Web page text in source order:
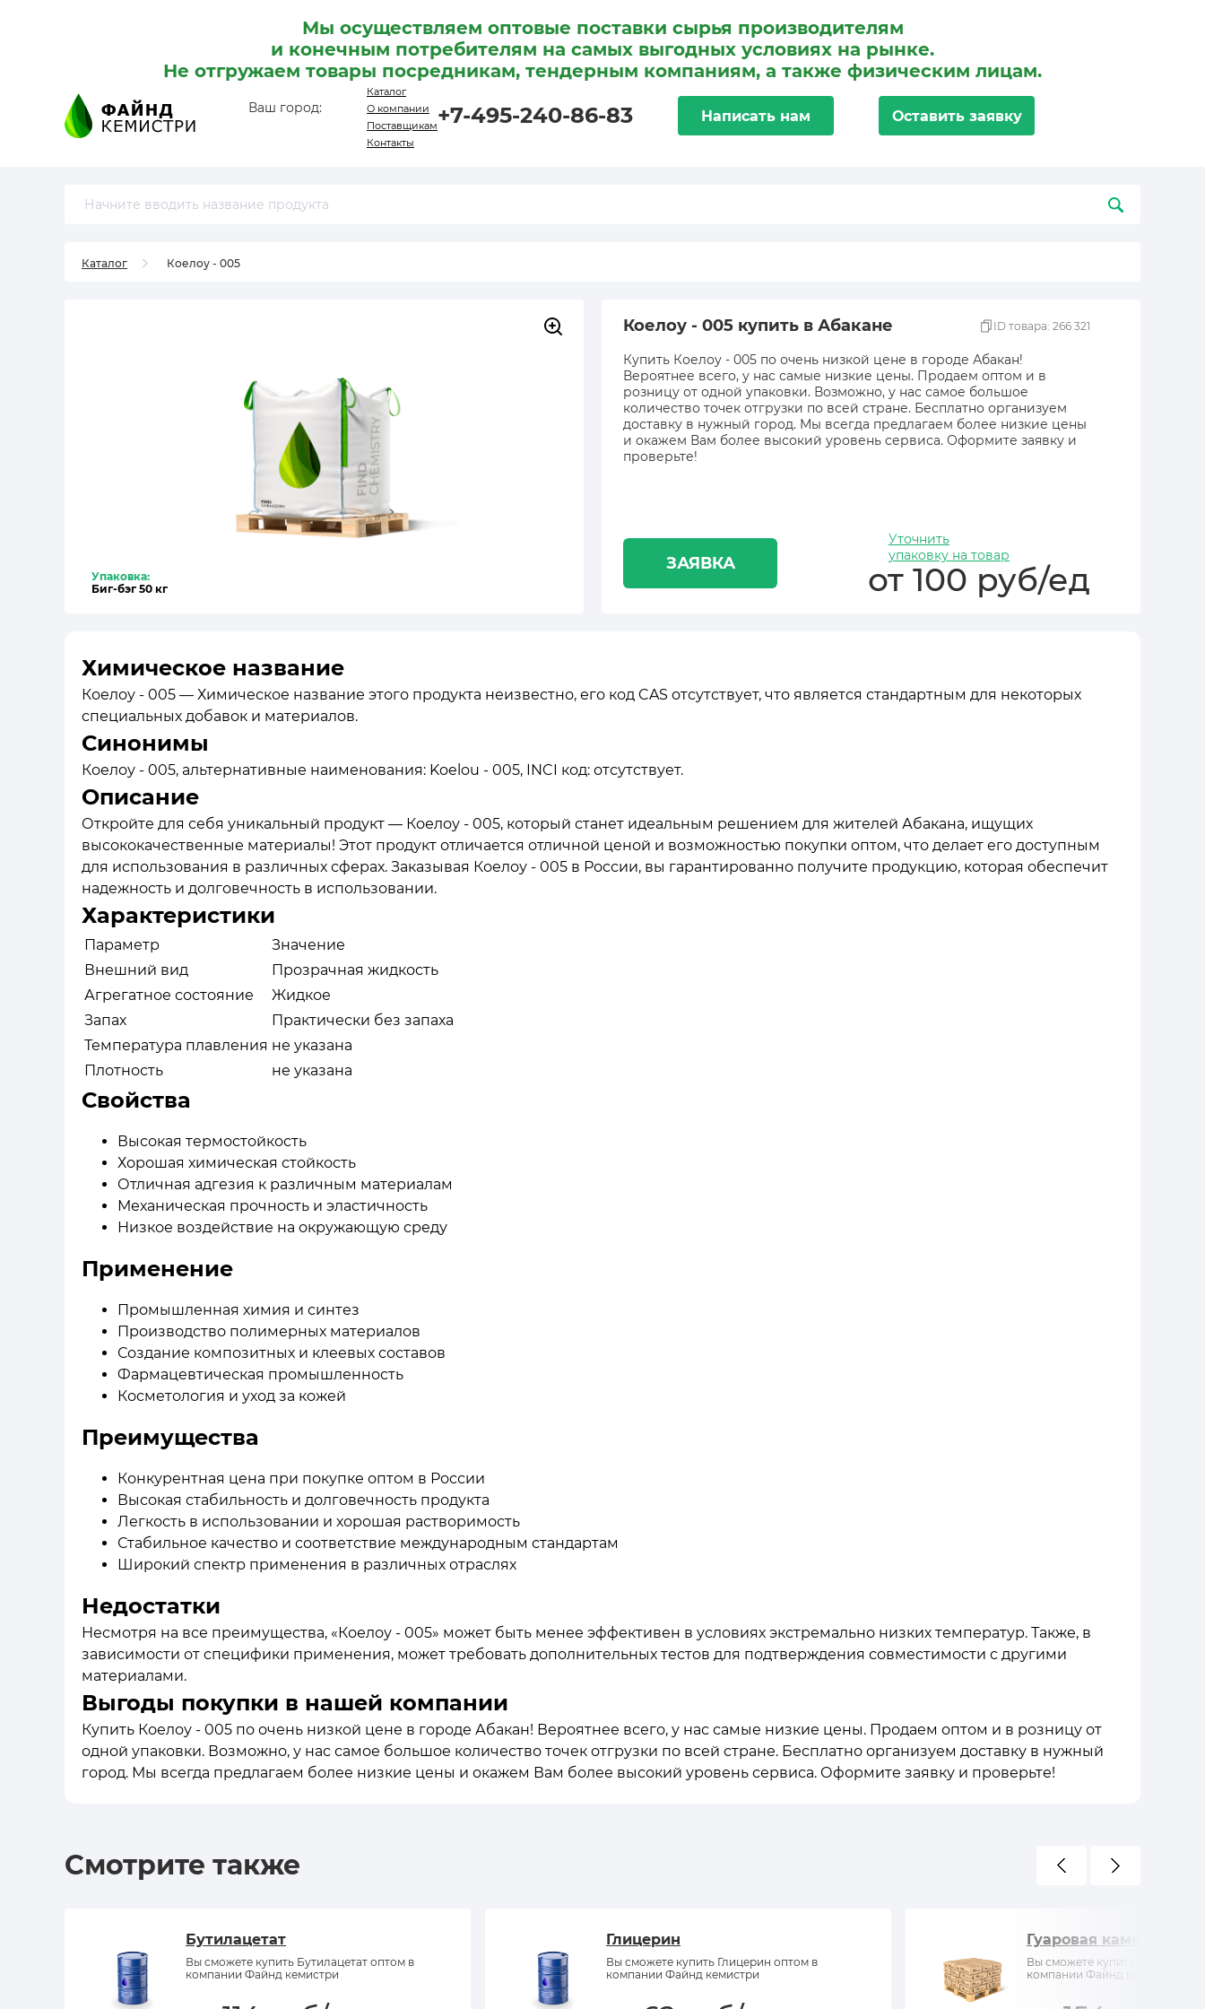
Мы осуществляем оптовые поставки сырья производителям
и конечным потребителям на самых выгодных условиях на рынке.
Не отгружаем товары посредникам, тендерным компаниям, а также физическим лицам.
Ваш город:
Каталог
О компании
Поставщикам
Контакты
+7-495-240-86-83 Написать нам Оставить заявку
Каталог Коелоу - 005
Упаковка:
Биг-бэг 50 кг
Коелоу - 005 купить в Абакане ID товара: 266 321
Купить Коелоу - 005 по очень низкой цене в городе Абакан!
Вероятнее всего, у нас самые низкие цены. Продаем оптом и в
розницу от одной упаковки. Возможно, у нас самое большое
количество точек отгрузки по всей стране. Бесплатно организуем
доставку в нужный город. Мы всегда предлагаем более низкие цены
и окажем Вам более высокий уровень сервиса. Оформите заявку и
проверьте!
ЗАЯВКА
Уточнить
упаковку на товар
от 100 руб/ед
Химическое название
Коелоу - 005 — Химическое название этого продукта неизвестно, его код CAS отсутствует, что является стандартным для некоторых
специальных добавок и материалов.
Синонимы
Коелоу - 005, альтернативные наименования: Koelou - 005, INCI код: отсутствует.
Описание
Откройте для себя уникальный продукт — Коелоу - 005, который станет идеальным решением для жителей Абакана, ищущих
высококачественные материалы! Этот продукт отличается отличной ценой и возможностью покупки оптом, что делает его доступным
для использования в различных сферах. Заказывая Коелоу - 005 в России, вы гарантированно получите продукцию, которая обеспечит
надежность и долговечность в использовании.
Характеристики
Параметр
Значение
Внешний вид
Прозрачная жидкость
Агрегатное состояние
Жидкое
Запах
Практически без запаха
Температура плавления не указана
Плотность
не указана
Свойства
Высокая термостойкость
Хорошая химическая стойкость
Отличная адгезия к различным материалам
Механическая прочность и эластичность
Низкое воздействие на окружающую среду
Применение
Промышленная химия и синтез
Производство полимерных материалов
Создание композитных и клеевых составов
Фармацевтическая промышленность
Косметология и уход за кожей
Преимущества
Конкурентная цена при покупке оптом в России
Высокая стабильность и долговечность продукта
Легкость в использовании и хорошая растворимость
Стабильное качество и соответствие международным стандартам
Широкий спектр применения в различных отраслях
Недостатки
Несмотря на все преимущества, «Коелоу - 005» может быть менее эффективен в условиях экстремально низких температур. Также, в
зависимости от специфики применения, может требовать дополнительных тестов для подтверждения совместимости с другими
материалами.
Выгоды покупки в нашей компании
Купить Коелоу - 005 по очень низкой цене в городе Абакан! Вероятнее всего, у нас самые низкие цены. Продаем оптом и в розницу от
одной упаковки. Возможно, у нас самое большое количество точек отгрузки по всей стране. Бесплатно организуем доставку в нужный
город. Мы всегда предлагаем более низкие цены и окажем Вам более высокий уровень сервиса. Оформите заявку и проверьте!
Смотрите также
Бутилацетат
Вы сможете купить Бутилацетат оптом в
компании Файнд кемистри
Глицерин
Вы сможете купить Глицерин оптом в
компании Файнд кемистри
Гуаровая камедь
Вы сможете купить Гуаровая
компании Файнд кемистри